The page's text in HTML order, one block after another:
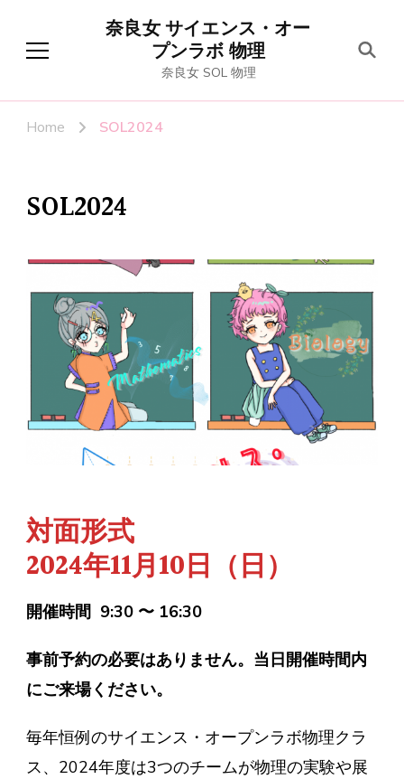
奈良女 サイエンス・オー
プンラボ 物理
奈良女 SOL 物理
Home SOL2024
SOL2024
対面形式
2024年11月10日（日）
開催時間 9:30 〜 16:30
事前予約の必要はありません。当日開催時間内
にご来場ください。
毎年恒例のサイエンス・オープンラボ物理クラ
ス、2024年度は3つのチームが物理の実験や展